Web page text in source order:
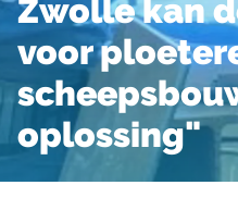
Zwolle kan
voor
oplossing"